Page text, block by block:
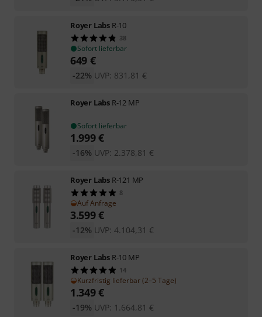
Royer Labs R-10
38
Sofort lieferbar
649 €
UVP: 831,81 €
-22%
Royer Labs R-12 MP
Sofort lieferbar
1.999€
UVP: 2.378,81 €
-16%
Royer Labs R-121 MP
8
Auf Anfrage
3.599€
UVP: 4.104,31 €
-12%
Royer Labs R-10 MP
14
Kurzfristig lieferbar (2–5 Tage)
1.349€
UVP: 1.664,81 €
-19%